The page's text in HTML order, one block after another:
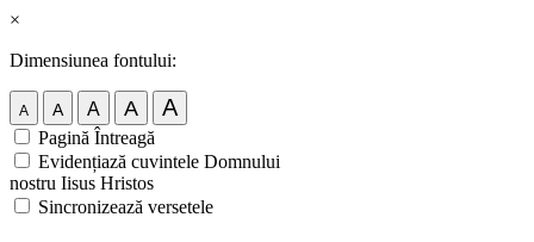
×
Dimensiunea fontului:
A A A A A
Pagină Întreagă
Evidențiază cuvintele Domnului
nostru Iisus Hristos
Sincronizează versetele